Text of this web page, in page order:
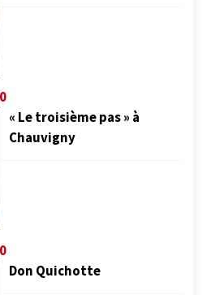
« Le troisième pas » à
Chauvigny
Don Quichotte